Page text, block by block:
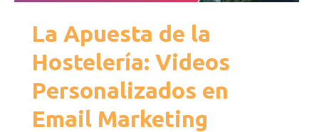
La Apuesta de la
Hostelería: Videos
Personalizados en
Email Marketing